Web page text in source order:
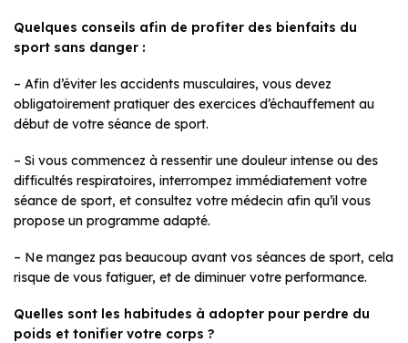
Quelques conseils afin de profiter des bienfaits du
sport sans danger :
– Afin d’éviter les accidents musculaires, vous devez
obligatoirement pratiquer des exercices d’échauffement au
début de votre séance de sport.
– Si vous commencez à ressentir une douleur intense ou des
difficultés respiratoires, interrompez immédiatement votre
séance de sport, et consultez votre médecin afin qu’il vous
propose un programme adapté.
– Ne mangez pas beaucoup avant vos séances de sport, cela
risque de vous fatiguer, et de diminuer votre performance.
Quelles sont les habitudes à adopter pour perdre du
poids et tonifier votre corps ?